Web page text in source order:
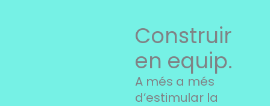
Construir
en equip.
A més a més
d’estimular la